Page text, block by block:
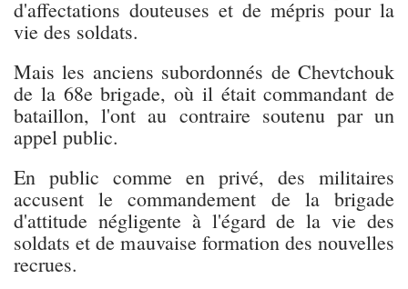
d'affectations douteuses et de mépris pour la
vie des soldats.
Mais les anciens subordonnés de Chevtchouk
de la 68e brigade, où il était commandant de
bataillon, l'ont au contraire soutenu par un
appel public.
En public comme en privé, des militaires
accusent le commandement de la brigade
d'attitude négligente à l'égard de la vie des
soldats et de mauvaise formation des nouvelles
recrues.